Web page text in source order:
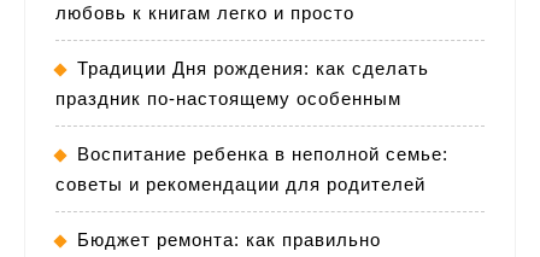
любовь к книгам легко и просто
Традиции Дня рождения: как сделать
праздник по-настоящему особенным
Воспитание ребенка в неполной семье:
советы и рекомендации для родителей
Бюджет ремонта: как правильно